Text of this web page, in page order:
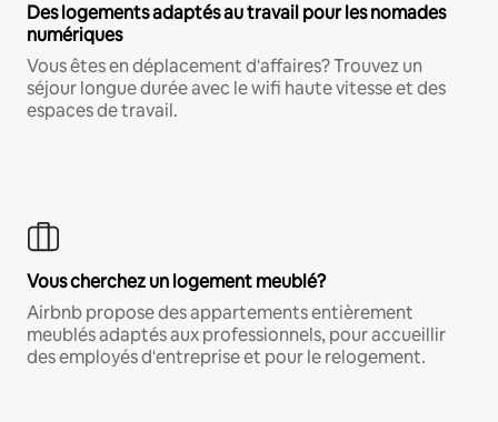
Des logements adaptés au travail pour les nomades
numériques
Vous êtes en déplacement d'affaires? Trouvez un
séjour longue durée avec le wifi haute vitesse et des
espaces de travail.
Vous cherchez un logement meublé?
Airbnb propose des appartements entièrement
meublés adaptés aux professionnels, pour accueillir
des employés d'entreprise et pour le relogement.